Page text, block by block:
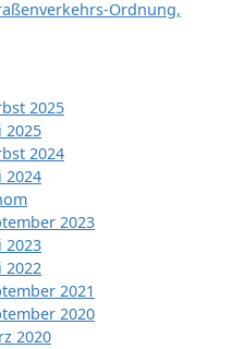
Ordnung,
2025
2025
2024
2024
2023
2023
2022
2021
2020
2020